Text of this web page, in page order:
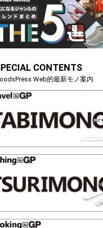
CONTENTS
Web的最新モノ案内